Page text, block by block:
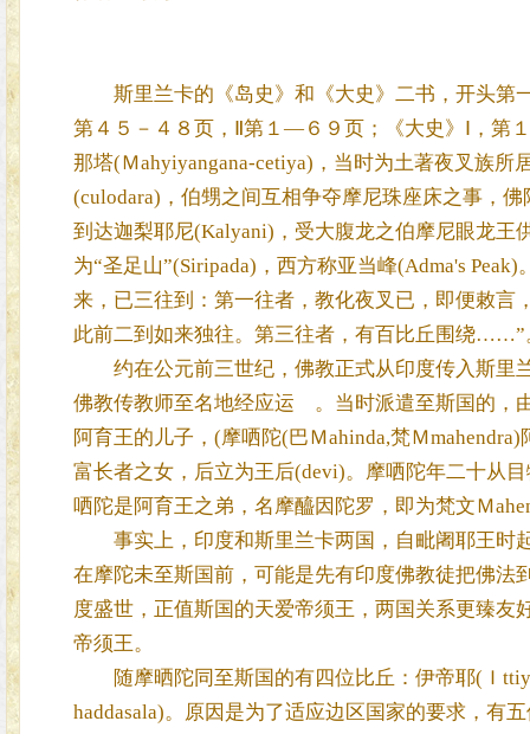
斯里兰卡的《岛史》和《大史》二书，开头第
第４５－４８页，Ⅱ第１—６９页；《大史》Ⅰ，第
那塔(Ｍahyiyangana-cetiya)，当时为土著夜叉族所
(culodara)，伯甥之间互相争夺摩尼珠座床之事，
到达迦梨耶尼(Kalyani)，受大腹龙之伯摩尼眼龙王
为“圣足山”(Siripada)，西方称亚当峰(Adma's
来，已三往到：第一往者，教化夜叉已，即便敕言
此前二到如来独往。第三往者，有百比丘围绕
约在公元前三世纪，佛教正式从印度传入斯里
佛教传教师至名地经应运 。当时派遣至斯国的，
阿育王的儿子，(摩哂陀(巴Ｍahinda,梵Ｍ
富长者之女，后立为王后(devi)。摩哂陀年二十从
哂陀是阿育王之弟，名摩醯因陀罗，即为梵文Ｍ
事实上，印度和斯里兰卡两国，自毗阇耶王时
在摩陀未至斯国前，可能是先有印度佛教徒把佛法
度盛世，正值斯国的天爱帝须王，两国关系更臻
帝须王。
随摩晒陀同至斯国的有四位比丘：伊帝耶(Ｉ
haddasala)。原因是为了适应边区国家的要求，有